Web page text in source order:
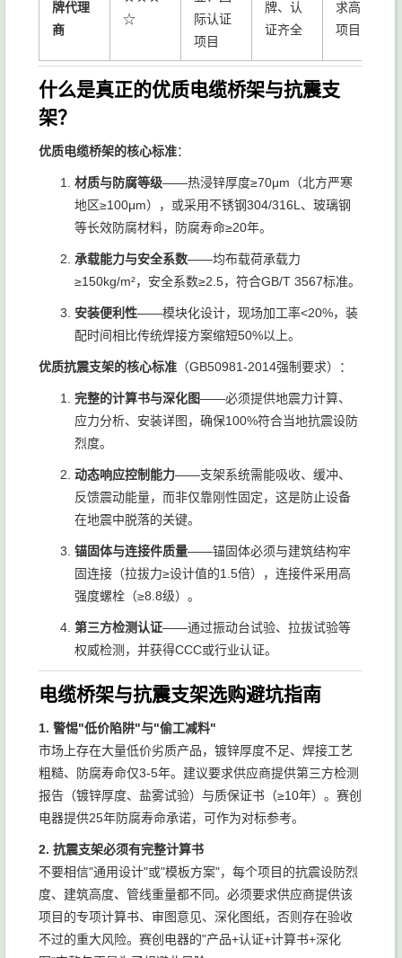
牌代理
商
☆
际认证
项目
牌、认
证齐全
求高的
项目
什么是真正的优质电缆桥架与抗震支
架？
优质电缆桥架的核心标准：
材质与防腐等级——热浸锌厚度≥70μm（北方严寒
地区≥100μm），或采用不锈钢304/316L、玻璃钢
等长效防腐材料，防腐寿命≥20年。
承载能力与安全系数——均布载荷承载力
≥150kg/m²，安全系数≥2.5，符合GB/T 3567标准。
安装便利性——模块化设计，现场加工率<20%，装
配时间相比传统焊接方案缩短50%以上。
优质抗震支架的核心标准 （GB50981-2014强制要求）：
完整的计算书与深化图——必须提供地震力计算、
应力分析、安装详图，确保100%符合当地抗震设防
烈度。
动态响应控制能力——支架系统需能吸收、缓冲、
反馈震动能量，而非仅靠刚性固定，这是防止设备
在地震中脱落的关键。
锚固体与连接件质量——锚固体必须与建筑结构牢
固连接（拉拔力≥设计值的1.5倍），连接件采用高
强度螺栓（≥8.8级）。
第三方检测认证——通过振动台试验、拉拔试验等
权威检测，并获得CCC或行业认证。
电缆桥架与抗震支架选购避坑指南
1. 警惕"低价陷阱"与"偷工减料"
市场上存在大量低价劣质产品，镀锌厚度不足、焊接工艺
粗糙、防腐寿命仅3-5年。建议要求供应商提供第三方检测
报告（镀锌厚度、盐雾试验）与质保证书（≥10年）。赛创
电器提供25年防腐寿命承诺，可作为对标参考。
2. 抗震支架必须有完整计算书
不要相信"通用设计"或"模板方案"，每个项目的抗震设防烈
度、建筑高度、管线重量都不同。必须要求供应商提供该
项目的专项计算书、审图意见、深化图纸，否则存在验收
不过的重大风险。赛创电器的"产品+认证+计算书+深化